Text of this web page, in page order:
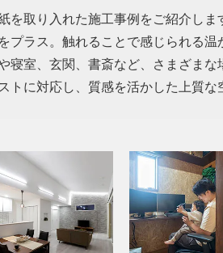
を取り入れた施工事例をご紹介し
プラス。触れることで感じられる
寝室、玄関、書斎など、さまざま
トに対応し、質感を活かした上質